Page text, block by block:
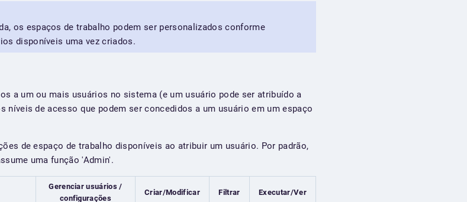
os espaços de trabalho podem ser personalizados conforme
disponíveis uma vez criados.
a um ou mais usuários no sistema (e um usuário pode ser atribuído a
níveis de acesso que podem ser concedidos a um usuário em um espaço
de espaço de trabalho disponíveis ao atribuir um usuário. Por padrão,
uma função 'Admin'.
Gerenciar usuários /
configurações
Criar/Modificar Filtrar Executar/Ver